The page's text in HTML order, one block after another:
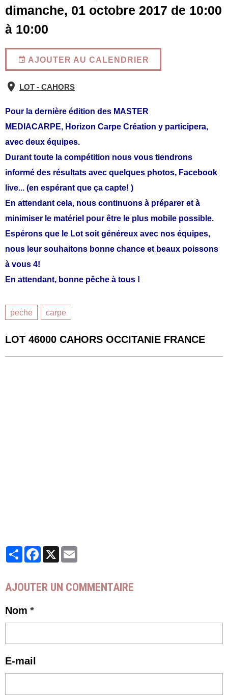
dimanche, 01 octobre 2017 de 10:00
à 10:00
AJOUTER AU CALENDRIER
LOT - CAHORS
Pour la dernière édition des MASTER
MEDIACARPE, Horizon Carpe Création y participera,
avec deux équipes.
Durant toute la compétition nous vous tiendrons
informé des résultats avec quelques photos, Facebook
live... (en espérant que ça capte! )
En attendant cela, nous continuons à préparer et à
minimiser le matériel pour être le plus mobile possible.
Espérons que le Lot soit généreux avec nos équipes,
nous leur souhaitons bonne chance et beaux poissons
à vous 4!
En attendant, bonne pêche à tous !
peche carpe
LOT 46000 CAHORS OCCITANIE FRANCE
PartagerFacebook
X
AJOUTER UN COMMENTAIRE
Nom
E-mail